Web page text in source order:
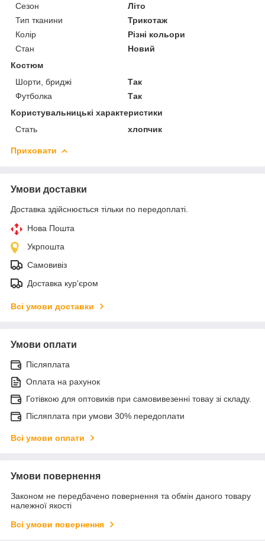
Сезон
Літо
Тип тканини
Трикотаж
Колір
Різні кольори
Стан
Новий
Костюм
Шорти, бриджі
Так
Футболка
Так
Користувальницькі характеристики
Стать
хлопчик
Приховати
Умови доставки
Доставка здійснюється тільки по передоплаті.
Нова Пошта
Укрпошта
Самовивіз
Доставка кур'єром
Всі умови доставки
Умови оплати
Післяплата
Оплата на рахунок
Готівкою для оптовиків при самовивезенні товау зі складу.
Післяплата при умови 30% передоплати
Всі умови оплати
Умови повернення
Законом не передбачено повернення та обмін даного товару
належної якості
Всі умови повернення